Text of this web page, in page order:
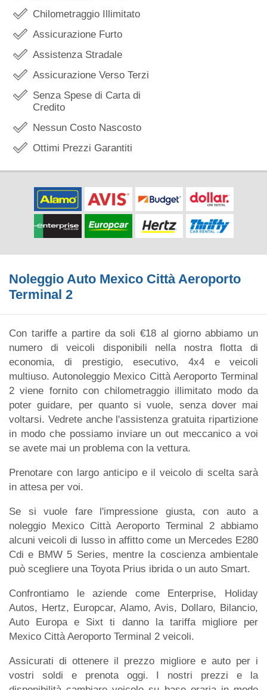
Chilometraggio Illimitato
Assicurazione Furto
Assistenza Stradale
Assicurazione Verso Terzi
Senza Spese di Carta di
Credito
Nessun Costo Nascosto
Ottimi Prezzi Garantiti
Noleggio Auto Mexico Città Aeroporto
Terminal 2
Con tariffe a partire da soli €18 al giorno abbiamo un
numero di veicoli disponibili nella nostra flotta di
economia, di prestigio, esecutivo, 4x4 e veicoli
multiuso. Autonoleggio Mexico Città Aeroporto Terminal
2 viene fornito con chilometraggio illimitato modo da
poter guidare, per quanto si vuole, senza dover mai
voltarsi. Vedrete anche l'assistenza gratuita ripartizione
in modo che possiamo inviare un out meccanico a voi
se avete mai un problema con la vettura.
Prenotare con largo anticipo e il veicolo di scelta sarà
in attesa per voi.
Se si vuole fare l'impressione giusta, con auto a
noleggio Mexico Città Aeroporto Terminal 2 abbiamo
alcuni veicoli di lusso in affitto come un Mercedes E280
Cdi e BMW 5 Series, mentre la coscienza ambientale
può scegliere una Toyota Prius ibrida o un auto Smart.
Confrontiamo le aziende come Enterprise, Holiday
Autos, Hertz, Europcar, Alamo, Avis, Dollaro, Bilancio,
Auto Europa e Sixt ti danno la tariffa migliore per
Mexico Città Aeroporto Terminal 2 veicoli.
Assicurati di ottenere il prezzo migliore e auto per i
vostri soldi e prenota oggi. I nostri prezzi e la